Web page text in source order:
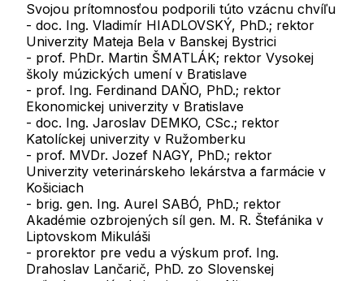
Svojou prítomnosťou podporili túto vzácnu chvíľu
- doc. Ing. Vladimír HIADLOVSKÝ, PhD.; rektor
Univerzity Mateja Bela v Banskej Bystrici
- prof. PhDr. Martin ŠMATLÁK; rektor Vysokej
školy múzických umení v Bratislave
- prof. Ing. Ferdinand DAŇO, PhD.; rektor
Ekonomickej univerzity v Bratislave
- doc. Ing. Jaroslav DEMKO, CSc.; rektor
Katolíckej univerzity v Ružomberku
- prof. MVDr. Jozef NAGY, PhD.; rektor
Univerzity veterinárskeho lekárstva a farmácie v
Košiciach
- brig. gen. Ing. Aurel SABÓ, PhD.; rektor
Akadémie ozbrojených síl gen. M. R. Štefánika v
Liptovskom Mikuláši
- prorektor pre vedu a výskum prof. Ing.
Drahoslav Lančarič, PhD. zo Slovenskej